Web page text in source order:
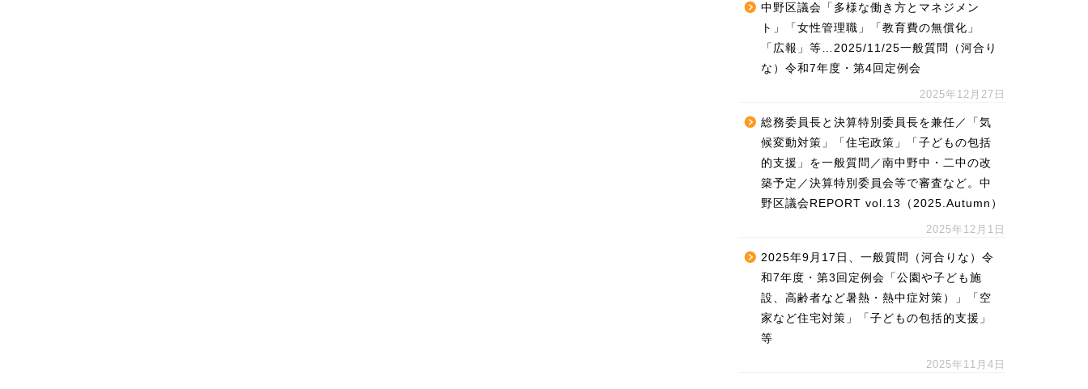
中野区議会「多様な働き方とマネジメン
ト」「女性管理職」「教育費の無償化」
「広報」等…2025/11/25一般質問（河合り
な）令和7年度・第4回定例会
2025年12月27日
総務委員長と決算特別委員長を兼任／「気
候変動対策」「住宅政策」「子どもの包括
的支援」を一般質問／南中野中・二中の改
築予定／決算特別委員会等で審査など。中
野区議会REPORT vol.13（2025.Autumn）
2025年12月1日
2025年9月17日、一般質問（河合りな）令
和7年度・第3回定例会「公園や子ども施
設、高齢者など暑熱・熱中症対策）」「空
家など住宅対策」「子どもの包括的支援」
等
2025年11月4日